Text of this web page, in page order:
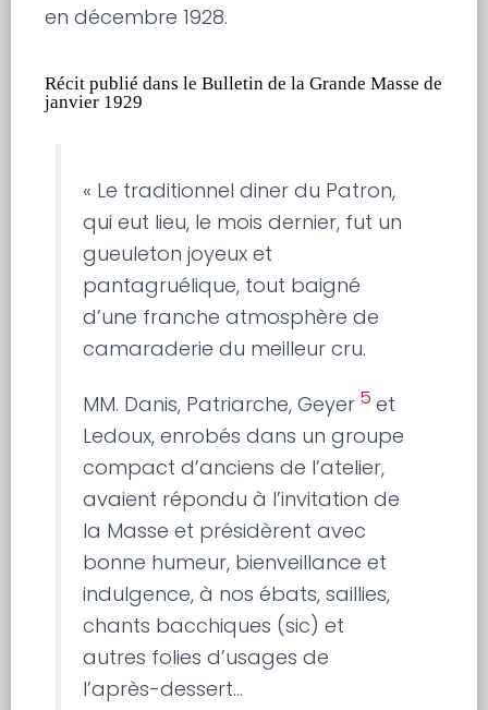
en décembre 1928.
Récit publié dans le Bulletin de la Grande Masse de
janvier 1929
« Le traditionnel diner du Patron,
qui eut lieu, le mois dernier, fut un
gueuleton joyeux et
pantagruélique, tout baigné
d’une franche atmosphère de
camaraderie du meilleur cru.
MM. Danis, Patriarche, Geyer 5 et
Ledoux, enrobés dans un groupe
compact d’anciens de l’atelier,
avaient répondu à l’invitation de
la Masse et présidèrent avec
bonne humeur, bienveillance et
indulgence, à nos ébats, saillies,
chants bacchiques (sic) et
autres folies d’usages de
l’après-dessert…